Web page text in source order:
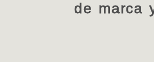
de marca